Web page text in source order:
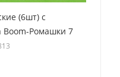
(6шт) c
Boom-Ромашки 7